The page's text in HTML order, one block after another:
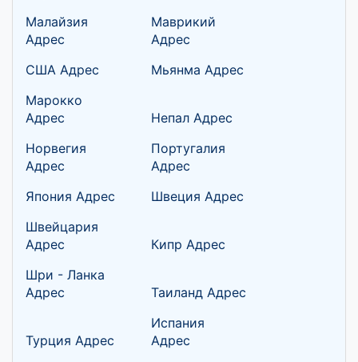
Малайзия
Адрес
Маврикий
Адрес
США Адрес
Мьянма Адрес
Марокко
Адрес
Непал Адрес
Норвегия
Адрес
Португалия
Адрес
Япония Адрес
Швеция Адрес
Швейцария
Адрес
Кипр Адрес
Шри - Ланка
Адрес
Таиланд Адрес
Турция Адрес
Испания
Адрес